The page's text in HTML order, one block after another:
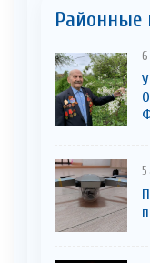
Районные
6
5